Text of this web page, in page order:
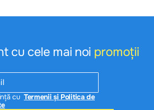
cu cele mai noi promoții
cu Termenii și Politica de